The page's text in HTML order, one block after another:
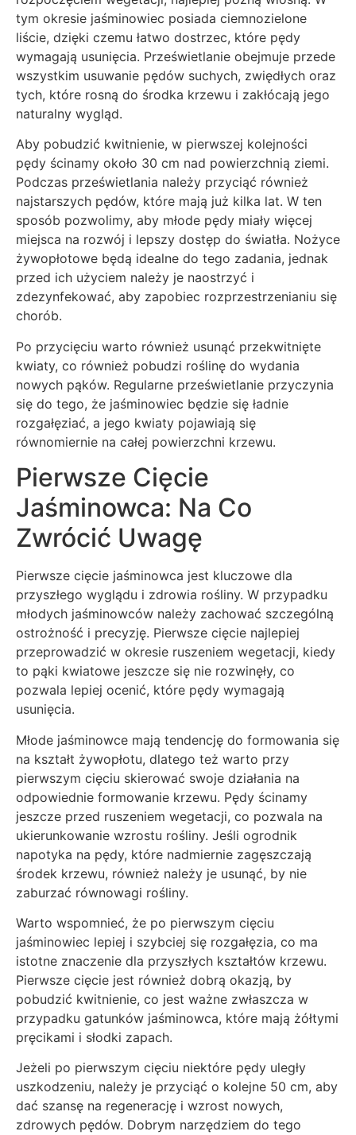
tym okresie jaśminowiec posiada ciemnozielone
liście, dzięki czemu łatwo dostrzec, które pędy
wymagają usunięcia. Prześwietlanie obejmuje przede
wszystkim usuwanie pędów suchych, zwiędłych oraz
tych, które rosną do środka krzewu i zakłócają jego
naturalny wygląd.
Aby pobudzić kwitnienie, w pierwszej kolejności
pędy ścinamy około 30 cm nad powierzchnią ziemi.
Podczas prześwietlania należy przyciąć również
najstarszych pędów, które mają już kilka lat. W ten
sposób pozwolimy, aby młode pędy miały więcej
miejsca na rozwój i lepszy dostęp do światła. Nożyce
żywopłotowe będą idealne do tego zadania, jednak
przed ich użyciem należy je naostrzyć i
zdezynfekować, aby zapobiec rozprzestrzenianiu się
chorób.
Po przycięciu warto również usunąć przekwitnięte
kwiaty, co również pobudzi roślinę do wydania
nowych pąków. Regularne prześwietlanie przyczynia
się do tego, że jaśminowiec będzie się ładnie
rozgałęziać, a jego kwiaty pojawiają się
równomiernie na całej powierzchni krzewu.
Pierwsze Cięcie
Jaśminowca: Na Co
Zwrócić Uwagę
Pierwsze cięcie jaśminowca jest kluczowe dla
przyszłego wyglądu i zdrowia rośliny. W przypadku
młodych jaśminowców należy zachować szczególną
ostrożność i precyzję. Pierwsze cięcie najlepiej
przeprowadzić w okresie ruszeniem wegetacji, kiedy
to pąki kwiatowe jeszcze się nie rozwinęły, co
pozwala lepiej ocenić, które pędy wymagają
usunięcia.
Młode jaśminowce mają tendencję do formowania się
na kształt żywopłotu, dlatego też warto przy
pierwszym cięciu skierować swoje działania na
odpowiednie formowanie krzewu. Pędy ścinamy
jeszcze przed ruszeniem wegetacji, co pozwala na
ukierunkowanie wzrostu rośliny. Jeśli ogrodnik
napotyka na pędy, które nadmiernie zagęszczają
środek krzewu, również należy je usunąć, by nie
zaburzać równowagi rośliny.
Warto wspomnieć, że po pierwszym cięciu
jaśminowiec lepiej i szybciej się rozgałęzia, co ma
istotne znaczenie dla przyszłych kształtów krzewu.
Pierwsze cięcie jest również dobrą okazją, by
pobudzić kwitnienie, co jest ważne zwłaszcza w
przypadku gatunków jaśminowca, które mają żółtymi
pręcikami i słodki zapach.
Jeżeli po pierwszym cięciu niektóre pędy uległy
uszkodzeniu, należy je przyciąć o kolejne 50 cm, aby
dać szansę na regenerację i wzrost nowych,
zdrowych pędów. Dobrym narzędziem do tego